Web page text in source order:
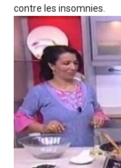
contre les insomnies.